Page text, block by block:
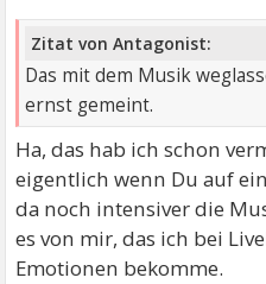
Zitat von Antagonist:
Das mit dem Musik
ernst gemeint.
Ha, das hab ich schon
eigentlich wenn Du auf
da noch intensiver die
es von mir, das ich bei
Emotionen bekomme.